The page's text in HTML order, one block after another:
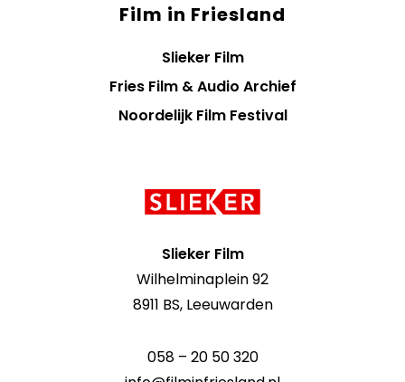
Film in Friesland
Slieker Film
Fries Film & Audio Archief
Noordelijk Film Festival
Slieker Film
Wilhelminaplein 92
8911 BS, Leeuwarden
058 – 20 50 320